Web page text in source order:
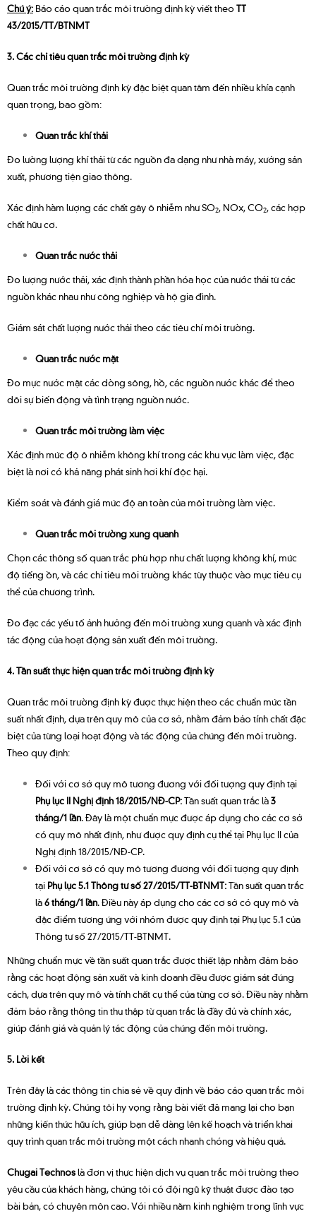
Chú ý: Báo cáo quan trắc môi trường định kỳ viết theo TT
43/2015/TT/BTNMT
3. Các chỉ tiêu quan trắc môi trường định kỳ
Quan trắc môi trường định kỳ đặc biệt quan tâm đến nhiều khía cạnh
quan trọng, bao gồm:
Quan trắc khí thải
Đo lường lượng khí thải từ các nguồn đa dạng như nhà máy, xưởng sản
xuất, phương tiện giao thông.
Xác định hàm lượng các chất gây ô nhiễm như SO2, NOx, CO2, các hợp
chất hữu cơ.
Quan trắc nước thải
Đo lượng nước thải, xác định thành phần hóa học của nước thải từ các
nguồn khác nhau như công nghiệp và hộ gia đình.
Giám sát chất lượng nước thải theo các tiêu chí môi trường.
Quan trắc nước mặt
Đo mực nước mặt các dòng sông, hồ, các nguồn nước khác để theo
dõi sự biến động và tình trạng nguồn nước.
Quan trắc môi trường làm việc
Xác định mức độ ô nhiễm không khí trong các khu vực làm việc, đặc
biệt là nơi có khả năng phát sinh hơi khí độc hại.
Kiểm soát và đánh giá mức độ an toàn của môi trường làm việc.
Quan trắc môi trường xung quanh
Chọn các thông số quan trắc phù hợp như chất lượng không khí, mức
độ tiếng ồn, và các chỉ tiêu môi trường khác tùy thuộc vào mục tiêu cụ
thể của chương trình.
Đo đạc các yếu tố ảnh hưởng đến môi trường xung quanh và xác định
tác động của hoạt động sản xuất đến môi trường.
4. Tần suất thực hiện quan trắc môi trường định kỳ
Quan trắc môi trường định kỳ được thực hiện theo các chuẩn mức tần
suất nhất định, dựa trên quy mô của cơ sở, nhằm đảm bảo tính chất đặc
biệt của từng loại hoạt động và tác động của chúng đến môi trường.
Theo quy định:
Đối với cơ sở quy mô tương đương với đối tượng quy định tại
Phụ lục II Nghị định 18/2015/NĐ-CP:Tần suất quan trắc là3
tháng/1 lần. Đây là một chuẩn mực được áp dụng cho các cơ sở
có quy mô nhất định, như được quy định cụ thể tại Phụ lục II của
Nghị định 18/2015/NĐ-CP.
Đối với cơ sở có quy mô tương đương với đối tượng quy định
tại Phụ lục 5.1 Thông tư số 27/2015/TT-BTNMT:Tần suất quan trắc
là6 tháng/1 lần. Điều này áp dụng cho các cơ sở có quy mô và
đặc điểm tương ứng với nhóm được quy định tại Phụ lục 5.1 của
Thông tư số 27/2015/TT-BTNMT.
Những chuẩn mực về tần suất quan trắc được thiết lập nhằm đảm bảo
rằng các hoạt động sản xuất và kinh doanh đều được giám sát đúng
cách, dựa trên quy mô và tính chất cụ thể của từng cơ sở. Điều này nhằm
đảm bảo rằng thông tin thu thập từ quan trắc là đầy đủ và chính xác,
giúp đánh giá và quản lý tác động của chúng đến môi trường.
5. Lời kết
Trên đây là các thông tin chia sẻ về quy định về báo cáo quan trắc môi
trường định kỳ. Chúng tôi hy vọng rằng bài viết đã mang lại cho bạn
những kiến thức hữu ích, giúp bạn dễ dàng lên kế hoạch và triển khai
quy trình quan trắc môi trường một cách nhanh chóng và hiệu quả.
Chugai Technoslà đơn vị thực hiện dịch vụ quan trắc môi trường theo
yêu cầu của khách hàng, chúng tôi có đội ngũ kỹ thuật được đào tạo
bài bản, có chuyên môn cao. Với nhiều năm kinh nghiệm trong lĩnh vực